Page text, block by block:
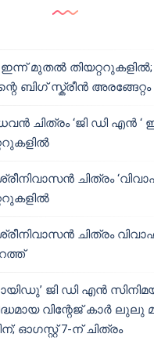
ഇന്ന് മുതൽ തിയറ്ററുകളിൽ;
ബിഗ് സ്ക്രീൻ അരങ്ങേറ്റം
ചിത്രം ‘ജി ഡി എൻ ‘
ചിത്രം
ചിത്രം
ജി ഡി എൻ
വിന്റേജ് കാർ ലുലു
ഓഗസ്റ്റ് 7-ന് ചിത്രം